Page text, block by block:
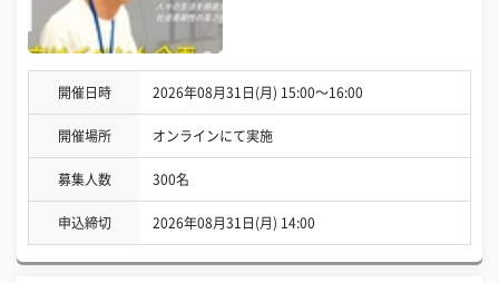
開催日時 2026年08月31日(月) 15:00〜16:00
開催場所 オンラインにて実施
募集人数 300名
申込締切 2026年08月31日(月) 14:00